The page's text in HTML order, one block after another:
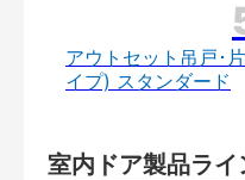
アウトセット吊戸･
イプ) スタンダード
室内ドア製品ラ